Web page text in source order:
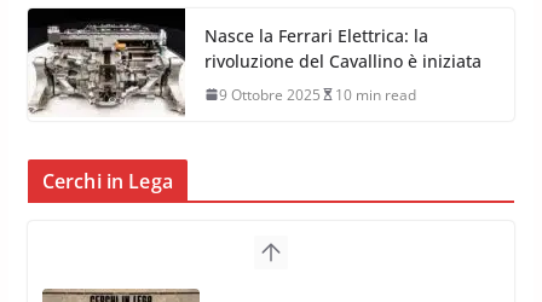
Nasce la Ferrari Elettrica: la
rivoluzione del Cavallino è iniziata
9 Ottobre 2025 10 min read
Cerchi in Lega